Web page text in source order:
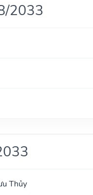
2033
Thủy